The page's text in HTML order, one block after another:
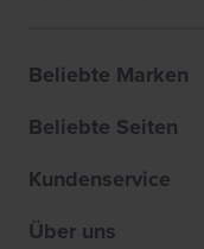
Beliebte Marken
Beliebte Seiten
Kundenservice
Über uns